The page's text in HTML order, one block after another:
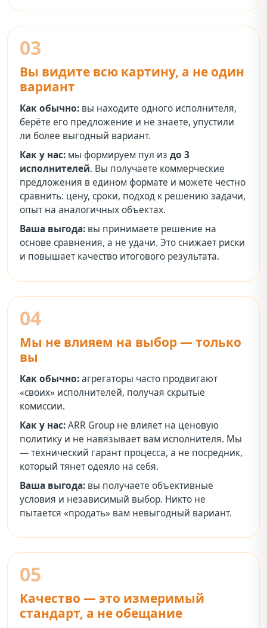
03
Вы видите всю картину, а не один
вариант
Как обычно: вы находите одного исполнителя,
берёте его предложение и не знаете, упустили
ли более выгодный вариант.
Как у нас: мы формируем пул из до 3
исполнителей. Вы получаете коммерческие
предложения в едином формате и можете честно
сравнить: цену, сроки, подход к решению задачи,
опыт на аналогичных объектах.
Ваша выгода: вы принимаете решение на
основе сравнения, а не удачи. Это снижает риски
и повышает качество итогового результата.
04
Мы не влияем на выбор — только
вы
Как обычно:агрегаторы часто продвигают
«своих» исполнителей, получая скрытые
комиссии.
Как у нас:ARR Group не влияет на ценовую
политику и не навязывает вам исполнителя. Мы
— технический гарант процесса, а не посредник,
который тянет одеяло на себя.
Ваша выгода: вы получаете объективные
условия и независимый выбор. Никто не
пытается «продать» вам невыгодный вариант.
05
Качество — это измеримый
стандарт, а не обещание